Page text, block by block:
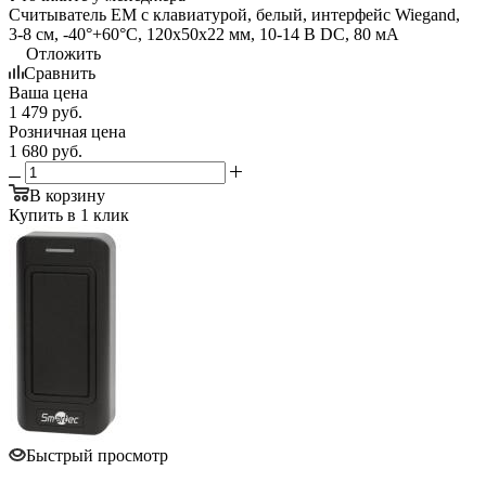
Считыватель EM с клавиатурой, белый, интерфейс Wiegand,
3-8 см, -40°+60°С, 120x50x22 мм, 10-14 В DC, 80 мA
Отложить
Сравнить
Ваша цена
1 479 руб.
Розничная цена
1 680 руб.
В корзину
Купить в 1 клик
Быстрый просмотр